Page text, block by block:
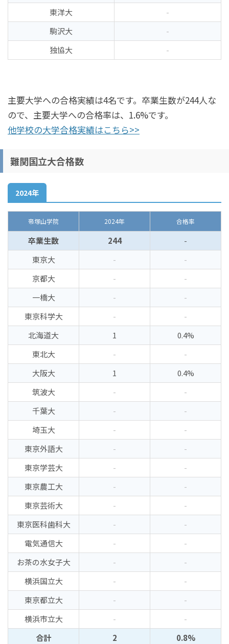
東洋大
-
駒沢大
-
独協大
-
主要大学への合格実績は4名です。卒業生数が244人な
ので、主要大学への合格率は、1.6%です。
他学校の大学合格実績はこちら>>
難関国立大合格数
2024年
帝塚山学院 2024年 合格率
卒業生数 244
-
東京大
-
-
京都大
-
-
一橋大
-
-
東京科学大
-
-
北海道大
1
0.4%
東北大
-
-
大阪大
1
0.4%
筑波大
-
-
千葉大
-
-
埼玉大
-
-
東京外語大
-
-
東京学芸大
-
-
東京農工大
-
-
東京芸術大
-
-
東京医科歯科大
-
-
電気通信大
-
-
お茶の水女子大
-
-
横浜国立大
-
-
東京都立大
-
-
横浜市立大
-
-
合計
2 0.8%